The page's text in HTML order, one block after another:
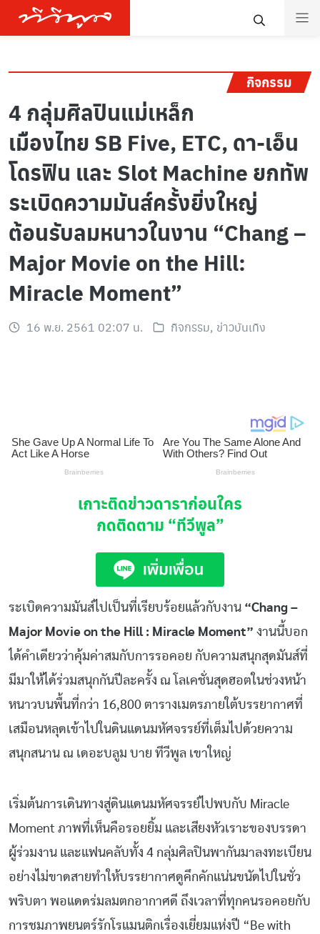
กิจกรรม
4 กลุ่มศิลปินแม่เหล็ก
เมืองไทย SB Five, ETC, ดา-เอ็น
โดรฟิน และ Slot Machine ยกทัพ
ระเบิดความมันส์ครั้งยิ่งใหญ่
ต้อนรับลมหนาวในงาน “Chang –
Major Movie on the Hill:
Miracle Moment”
16 พ.ย. 2561 02:07 น. กิจกรรม, ข่าวบันเทิง
เกาะติดข่าวดาราก่อนใคร
กดติดตาม “ทีวีพูล”
ระเบิดความมันส์ไปเป็นที่เรียบร้อยแล้วกับงาน “Chang –
Major Movie on the Hill : Miracle Moment” งานนี้บอก
ได้คำเดียวว่าคุ้มค่าสมกับการรอคอย กับความสนุกสุดมันส์ที่
มีมาให้ได้ร่วมสนุกกันปีละครั้ง ณ โลเคชั่นสุดฮอตในช่วงหน้า
หนาวบนพื้นที่กว่า 16,800 ตารางเมตรภายใต้บรรยากาศที่
เสมือนหลุดเข้าไปในดินแดนมหัศจรรย์ที่เต็มไปด้วยความ
สนุกสนาน ณ เดอะบลูม บาย ทีวีพูล เขาใหญ่
เริ่มต้นการเดินทางสู่ดินแดนมหัศจรรย์ไปพบกับ Miracle
Moment ภาพที่เห็นคือรอยยิ้ม และเสียงหัวเราะของบรรดา
ผู้ร่วมงาน และแฟนคลับทั้ง 4 กลุ่มศิลปินพากันมาลงทะเบียน
อย่างไม่ขาดสายทำให้บรรยากาศดูคึกคักแน่นขนัดไปในชั่ว
พริบตา พอแดดร่มลมตกอากาศดี ถึงเวลาที่ทุกคนรอคอยกับ
การชมภาพยนตร์รักโรแมนติกเรื่องเยี่ยมแห่งปี “Be with